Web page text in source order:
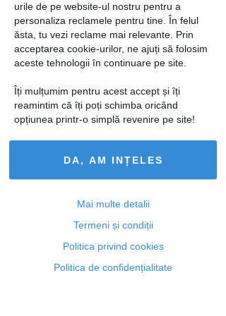
urile de pe website-ul nostru pentru a
personaliza reclamele pentru tine. În felul
ăsta, tu vezi reclame mai relevante. Prin
acceptarea cookie-urilor, ne ajuți să folosim
aceste tehnologii în continuare pe site.
Îți mulțumim pentru acest accept și îți
reamintim că îți poți schimba oricând
opțiunea printr-o simplă revenire pe site!
DA, AM INȚELES
Mai multe detalii
Termeni și condiții
Politica privind cookies
Politica de confidențialitate
Jazzy Nights @ Energiea
Ce spui de un concert Jazzapella? Cine
sunt ei? Un grup vocal cum n-ati mai
Improvizati.ro @ Godot Cafe Teatru
loading...
Articolul următor